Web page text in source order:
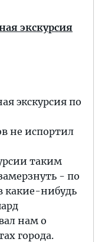
экскурсия
экскурсия по
не испортил
таким
- по
какие-нибудь
нам о
города.